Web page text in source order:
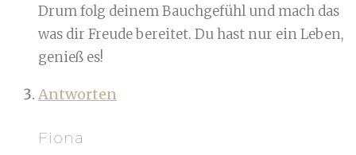
Drum folg deinem Bauchgefühl und mach das
was dir Freude bereitet. Du hast nur ein Leben,
genieß es!
Antworten
Fiona